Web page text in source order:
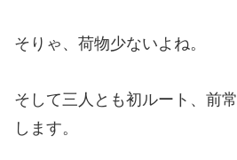
そりゃ、荷物少ないよね。
そして三人とも初ルート、前
します。